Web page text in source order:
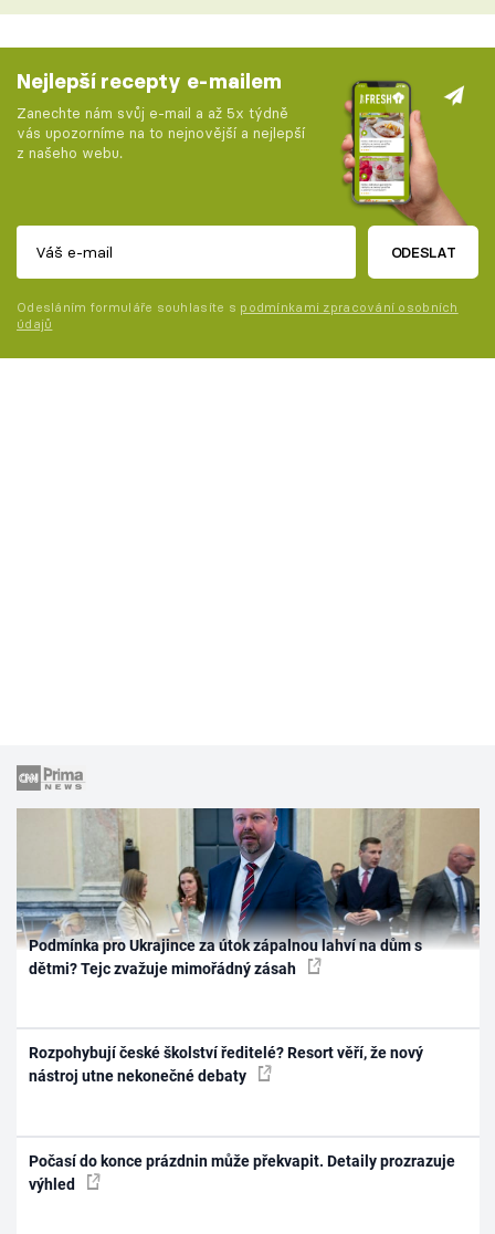
Nejlepší recepty e-mailem
Zanechte nám svůj e-mail a až 5x týdně
vás upozorníme na to nejnovější a nejlepší
z našeho webu.
ODESLAT
Odesláním formuláře souhlasíte s podmínkami zpracování osobních
údajů
Podmínka pro Ukrajince za útok zápalnou lahví na dům s
dětmi? Tejc zvažuje mimořádný zásah
Rozpohybují české školství ředitelé? Resort věří, že nový
nástroj utne nekonečné debaty
Počasí do konce prázdnin může překvapit. Detaily prozrazuje
výhled